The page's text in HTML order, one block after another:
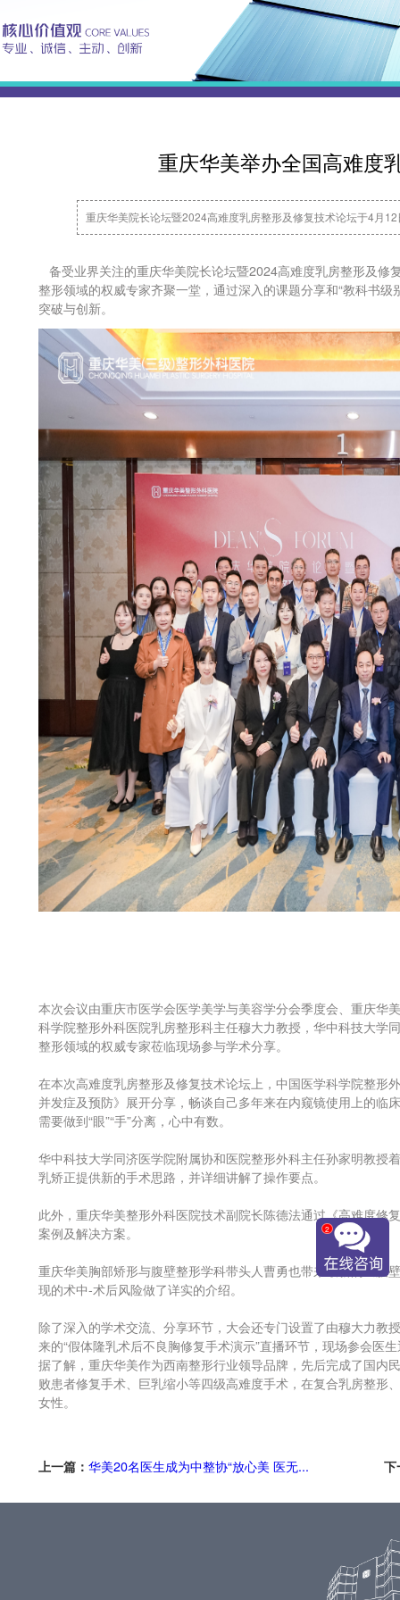
重庆华美举办全国高难度
重庆华美院长论坛暨2024高难度乳房整形及修复技术论坛于4月
备受业界关注的重庆华美院长论坛暨2024高难度乳房整形及
整形领域的权威专家齐聚一堂，通过深入的课题分享和“教科书
突破与创新。
本次会议由重庆市医学会医学美学与美容学分会季度会、重庆华
科学院整形外科医院乳房整形科主任穆大力教授，华中科技大学
整形领域的权威专家莅临现场参与学术分享。
在本次高难度乳房整形及修复技术论坛上，中国医学科学院整形
并发症及预防》展开分享，畅谈自己多年来在内窥镜使用上的临
需要做到“眼”“手”分离，心中有数。
华中科技大学同济医学院附属协和医院整形外科主任孙家明教授
乳矫正提供新的手术思路，并详细讲解了操作要点。
此外，重庆华美整形外科医院技术副院长陈德法通过《高难度
案例及解决方案。
重庆华美胸部矫形与腹壁整形学科带头人曹勇也带来最新的《腹
现的术中-术后风险做了详实的介绍。
除了深入的学术交流、分享环节，大会还专门设置了由穆大力教
来的“假体隆乳术后不良胸修复手术演示”直播环节，现场参会医
据了解，重庆华美作为西南整形行业领导品牌，先后完成了国
败患者修复手术、巨乳缩小等四级高难度手术，在复合乳房整形
女性。
上一篇： 华美20名医生成为中整协“放心美 医无... 下
2